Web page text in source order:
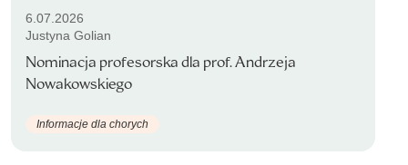
6.07.2026
Justyna Golian
Nominacja profesorska dla prof. Andrzeja
Nowakowskiego
Informacje dla chorych